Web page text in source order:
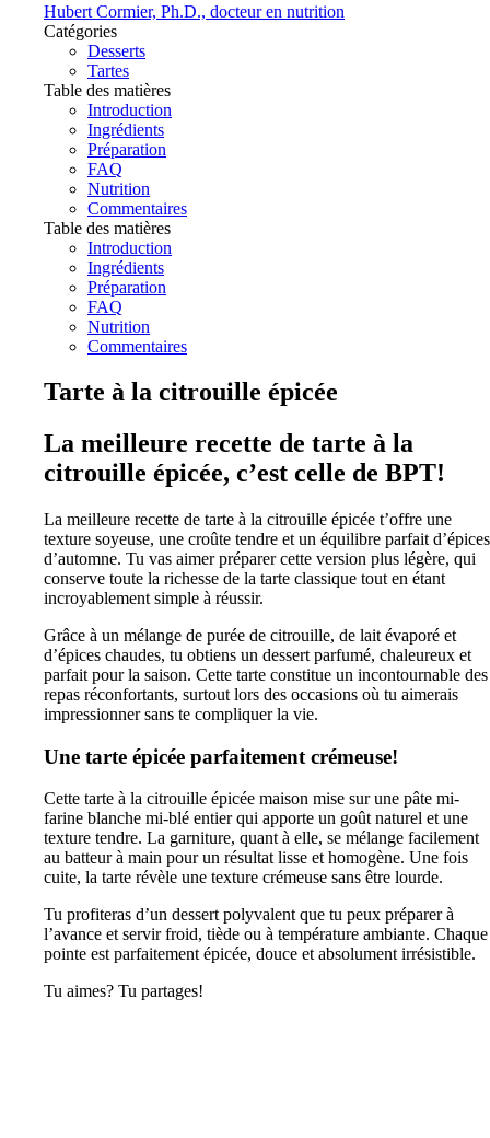
Hubert Cormier, Ph.D., docteur en nutrition
Catégories
Desserts
Tartes
Table des matières
Introduction
Ingrédients
Préparation
FAQ
Nutrition
Commentaires
Table des matières
Introduction
Ingrédients
Préparation
FAQ
Nutrition
Commentaires
Tarte à la citrouille épicée
La meilleure recette de tarte à la
citrouille épicée, c’est celle de BPT!
La meilleure recette de tarte à la citrouille épicée t’offre une
texture soyeuse, une croûte tendre et un équilibre parfait d’épices
d’automne. Tu vas aimer préparer cette version plus légère, qui
conserve toute la richesse de la tarte classique tout en étant
incroyablement simple à réussir.
Grâce à un mélange de purée de citrouille, de lait évaporé et
d’épices chaudes, tu obtiens un dessert parfumé, chaleureux et
parfait pour la saison. Cette tarte constitue un incontournable des
repas réconfortants, surtout lors des occasions où tu aimerais
impressionner sans te compliquer la vie.
Une tarte épicée parfaitement crémeuse!
Cette tarte à la citrouille épicée maison mise sur une pâte mi-
farine blanche mi-blé entier qui apporte un goût naturel et une
texture tendre. La garniture, quant à elle, se mélange facilement
au batteur à main pour un résultat lisse et homogène. Une fois
cuite, la tarte révèle une texture crémeuse sans être lourde.
Tu profiteras d’un dessert polyvalent que tu peux préparer à
l’avance et servir froid, tiède ou à température ambiante. Chaque
pointe est parfaitement épicée, douce et absolument irrésistible.
Tu aimes? Tu partages!